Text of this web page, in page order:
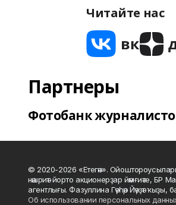
Читайте нас
Партнеры
Фотобанк
© 2020-2026 «Етегән».
нәшриәт йорто акционерҙар йәмғиәте, БР
агентлығы. Фазуллина Гәүһәр Йәүҙәт ҡыҙы,
Об использовании персональных